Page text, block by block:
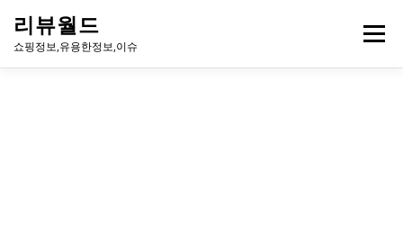
리뷰월드
쇼핑정보,유용한정보,이슈
메뉴